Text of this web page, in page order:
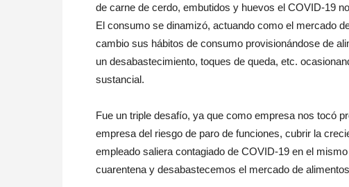
de carne de cerdo, embutidos y huevos el COVID-19
El consumo se dinamizó, actuando como el mercado
cambio sus hábitos de consumo provisionándose de
un desabastecimiento, toques de queda, etc.
sustancial.
Fue un triple desafío, ya que como empresa nos tocó
empresa del riesgo de paro de funciones, cubrir la
empleado saliera contagiado de COVID-19 en el
cuarentena y desabastecemos el mercado de